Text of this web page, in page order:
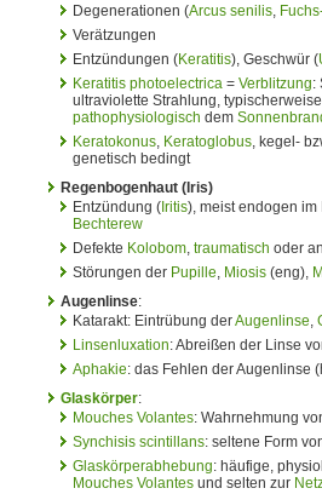
Degenerationen (Arcus senilis,
Verätzungen
Entzündungen (Keratitis), Geschwür (
Keratitis photoelectrica = Verblitzung:
ultraviolette Strahlung,
pathophysiologisch dem
Keratokonus, Keratoglobus, kegel-
genetisch bedingt
Regenbogenhaut (Iris)
Entzündung ( Iritis), meist endogen
Bechterew
Defekte Kolobom, traumatisch oder
Störungen der Pupille, Miosis (eng),
Augenlinse:
Katarakt: Eintrübung derAugenlinse,
Linsenluxation: Abreißen der Linse
Aphakie: das Fehlen der Augenlinse
Glaskörper:
Mouches Volantes: Wahrnehmung
Synchisis scintillans: seltene Form
Glaskörperabhebung: häufige,
Mouches Volantes und selten zur